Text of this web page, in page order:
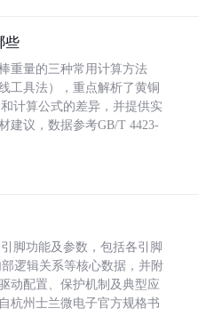
些
重量的三种常用计算方法
工具法），重点解析了黄铜
计算公式的差异，并提供实
建议，数据参考GB/T 4423-
脚功能及参数，包括各引脚
逻辑关系等核心数据，并附
动配置、保护机制及典型应
杭州士兰微电子官方规格书